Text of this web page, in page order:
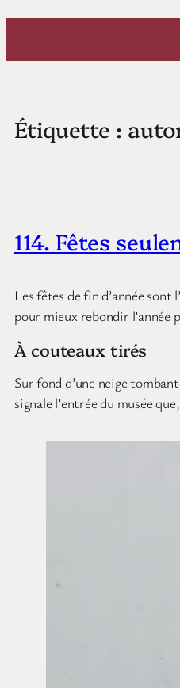
Aller
contenu
Étiquette :
114. Fêtes
Les fêtes de fin d’année
pour mieux rebondir l’année
À couteaux tirés
Sur fond d’une neige
signale l’entrée du musée